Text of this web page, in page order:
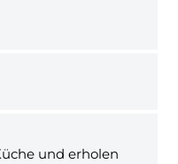
und erholen